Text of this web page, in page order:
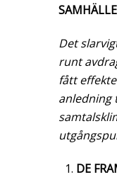
Det
runt
fått
anledning
DE